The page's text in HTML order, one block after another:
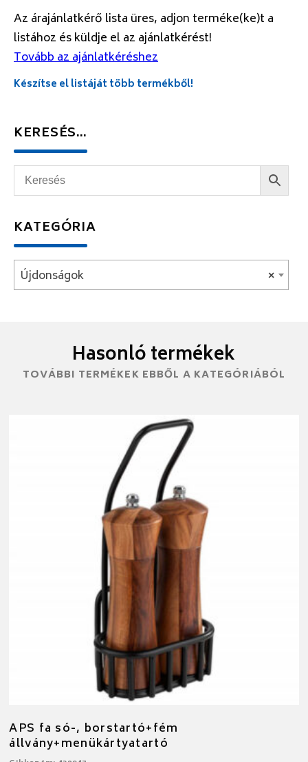
Az árajánlatkérő lista üres, adjon terméke(ke)t a
listához és küldje el az ajánlatkérést!
Tovább az ajánlatkéréshez
Készítse el listáját több termékből!
KERESÉS…
KATEGÓRIA
×
Újdonságok
Hasonló termékek
TOVÁBBI TERMÉKEK EBBŐL A KATEGÓRIÁBÓL
APS fa só-, borstartó+fém
állvány+menükártyatartó